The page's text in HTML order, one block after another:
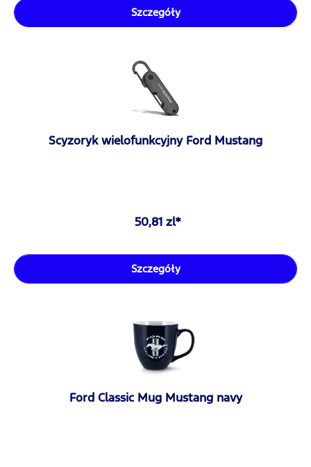
Szczegóły
Scyzoryk wielofunkcyjny Ford Mustang
50,81 zl*
Szczegóły
Ford Classic Mug Mustang navy